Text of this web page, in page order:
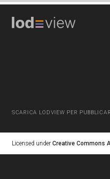
SCARICA LODVIEW PER
Licensed under Creative Commons